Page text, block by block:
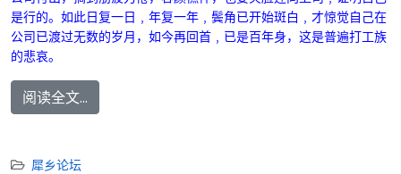
是行的。如此日复一日﹐年复一年﹐鬓角已开始斑白﹐才惊觉自己在
公司已渡过无数的岁月，如今再回首﹐已是百年身，这是普遍打工族
的悲哀。
阅读全文...
犀乡论坛